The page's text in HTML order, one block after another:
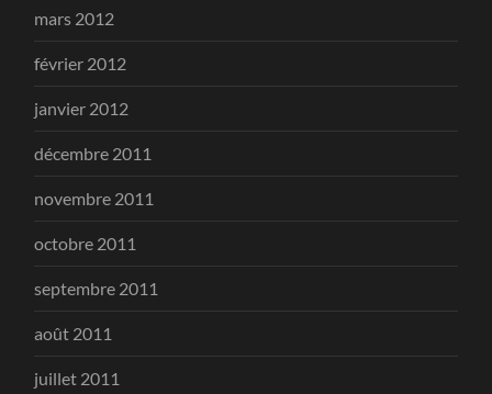
mars 2012
février 2012
janvier 2012
décembre 2011
novembre 2011
octobre 2011
septembre 2011
août 2011
juillet 2011